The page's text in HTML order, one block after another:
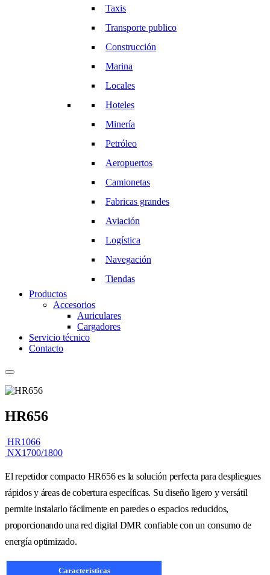
Taxis
Transporte publico
Construcción
Marina
Locales
Hoteles
Minería
Petróleo
Aeropuertos
Camionetas
Fabricas grandes
Aviación
Logística
Navegación
Tiendas
Productos
Accesorios
Auriculares
Cargadores
Servicio técnico
Contacto
HR656
HR1066
NX1700/1800
El repetidor compacto HR656 es la solución perfecta para despliegues
rápidos y áreas de cobertura específicas. Su diseño ligero y versátil
permite instalarlo fácilmente en paredes o espacios reducidos,
proporcionando una red digital DMR confiable con un consumo de
energía optimizado.
Características